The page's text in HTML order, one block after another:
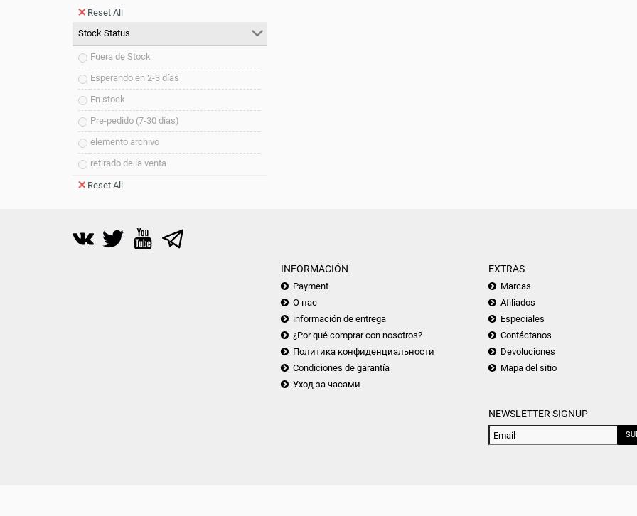
Reset All
Stock Status
Fuera de Stock
Esperando en 2-3 días
En stock
Pre-pedido (7-30 días)
elemento archivo
retirado de la venta
Reset All
INFORMACIÓN
Payment
О нас
información de entrega
¿Por qué comprar con nosotros?
Политика конфиденциальности
Condiciones de garantía
Уход за часами
EXTRAS
Marcas
Afiliados
Especiales
Contáctanos
Devoluciones
Mapa del sitio
NEWSLETTER SIGNUP